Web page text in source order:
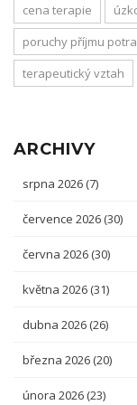
cena terapie
poruchy příjmu
terapeutický vztah
ARCHIVY
srpna 2026 (7)
července 2026 (30)
června 2026 (30)
května 2026 (31)
dubna 2026 (26)
března 2026 (20)
února 2026 (23)